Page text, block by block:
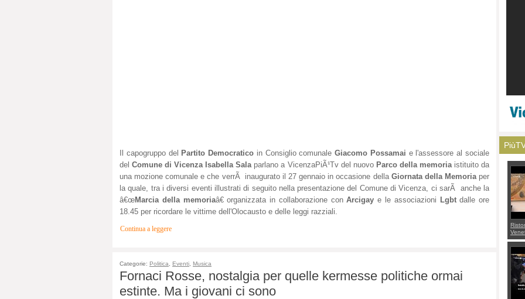
Il capogruppo del Partito Democratico in Consiglio comunaleGiacomo Possamai e l'assessore al sociale
delComune di Vicenza Isabella Salaparlano a VicenzaPiÃ¹Tv del nuovo Parco della memoriaistituito da
una mozione comunale e che verrÃ inaugurato il 27 gennaio in occasione della Giornata della Memoria per
la quale, tra i diversi eventi illustrati di seguito nella presentazione del Comune di Vicenza, ci sarÃ anche la
â€œMarcia della memoriaâ€ organizzata in collaborazione conArcigaye le associazioni Lgbtdalle ore
18.45 per ricordare le vittime dell'Olocausto e delle leggi razziali.
Continua a leggere
Categorie: Politica Eventi Musica
Fornaci Rosse, nostalgia per quelle kermesse politiche ormai
estinte. Ma i giovani ci sono
con